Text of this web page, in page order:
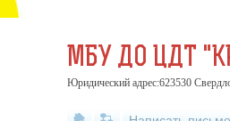
МБУ ДО ЦДТ
Юридический адрес:623530